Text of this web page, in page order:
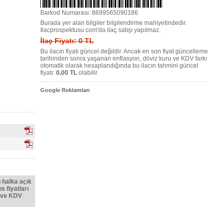
açık
fiyatları
KDV
Barkod Numarası: 8699565090186
Burada yer alan bilgiler bilgilendirme mahiyetindedir.
Ilacprospektusu.com'da ilaç satışı yapılmaz.
İlaç Fiyatı: 0 TL
Bu ilacın fiyatı güncel değildir. Ancak en son fiyat güncelleme
tarihinden sonra yaşanan enflasyon, döviz kuru ve KDV farkı
otomatik olarak hesaplandığında bu ilacın tahmini güncel
fiyatı: 0,00 TL olabilir.
Google Reklamları